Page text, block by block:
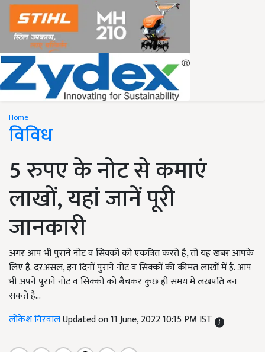
Home
विविध
5 रुपए के नोट से कमाएं
लाखों, यहां जानें पूरी
जानकारी
अगर आप भी पुराने नोट व सिक्कों को एकत्रित करते हैं, तो यह खबर आपके
लिए है. दरअसल, इन दिनों पुराने नोट व सिक्कों की कीमत लाखों में है. आप
भी अपने पुराने नोट व सिक्कों को बैचकर कुछ ही समय में लखपति बन
सकते हैं...
लोकेश निरवालUpdated on 11 June, 2022 10:15 PM IST